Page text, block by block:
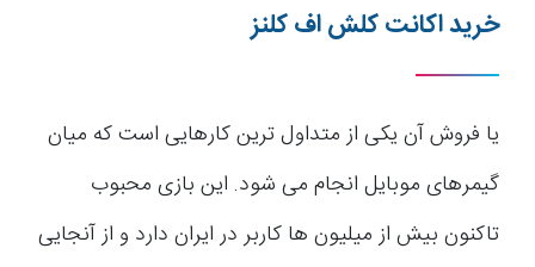
خرید اکانت کلش اف کلنز
یا فروش آن یکی از متداول ترین کارهایی است که میان
گیمرهای موبایل انجام می شود. این بازی محبوب
تاکنون بیش از میلیون ها کاربر در ایران دارد و از آنجایی